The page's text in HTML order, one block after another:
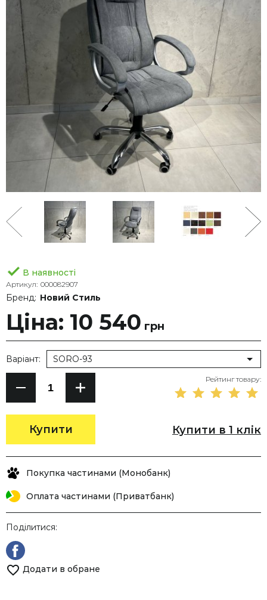
В наявності
Артикул: 000082907
Бренд: Новий Стиль
Ціна: 10 540 грн
Купити
Варіант: SORO-93
Рейтинг товару:
Купити в 1 клік
Покупка частинами (Монобанк)
Оплата частинами (Приватбанк)
Поділитися:
Додати в обране